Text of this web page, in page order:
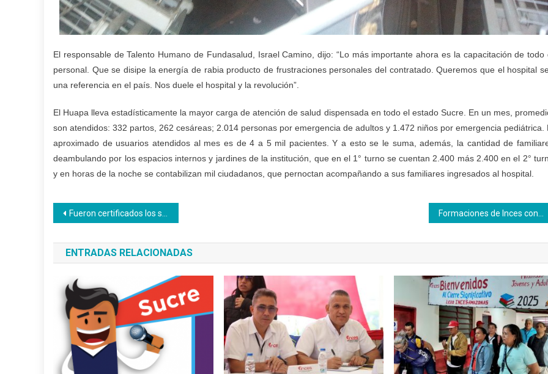
El responsable de Talento Humano de Fundasalud, Israel Camino, dijo: “Lo más importante ahora es la capacitación de todo
personal. Que se disipe la energía de rabia producto de frustraciones personales del contratado. Queremos que el hospital
una referencia en el país. Nos duele el hospital y la revolución”.
El Huapa lleva estadísticamente la mayor carga de atención de salud dispensada en todo el estado Sucre. En un mes,
son atendidos: 332 partos, 262 cesáreas; 2.014 personas por emergencia de adultos y 1.472 niños por emergencia pediátrica.
aproximado de usuarios atendidos al mes es de 4 a 5 mil pacientes. Y a esto se le suma, además, la cantidad de
deambulando por los espacios internos y jardines de la institución, que en el 1° turno se cuentan 2.400 más 2.400 en el 2°
y en horas de la noche se contabilizan mil ciudadanos, que pernoctan acompañando a sus familiares ingresados al hospital.
Navegación
de
entradas
Fueron certificados los saberes de los trabajadores de la Misión Barrio Nuevo Barrio Tricolor
ENTRADAS RELACIONADAS